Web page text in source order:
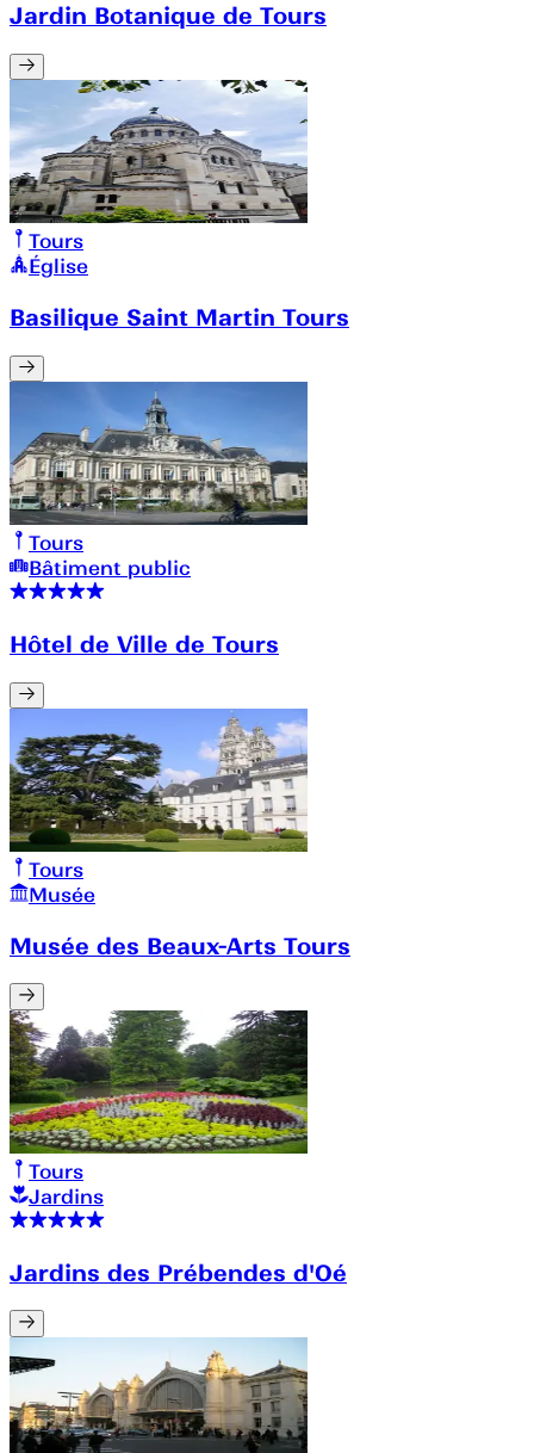
Jardin Botanique de Tours
Tours
Église
Basilique Saint Martin Tours
Tours
Bâtiment public
Hôtel de Ville de Tours
Tours
Musée
Musée des Beaux-Arts Tours
Tours
Jardins
Jardins des Prébendes d'Oé